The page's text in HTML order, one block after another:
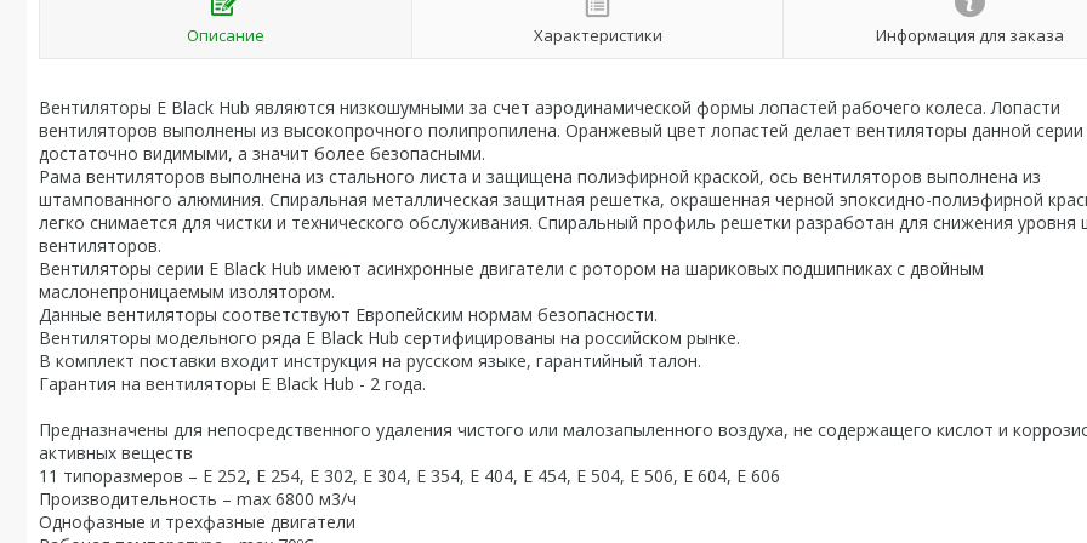
Описание Характеристики Информация для заказа
Вентиляторы E Black Hub являются низкошумными за счет аэродинамической формы лопастей рабочего колеса. Лопасти
вентиляторов выполнены из высокопрочного полипропилена. Оранжевый цвет лопастей делает вентиляторы данной серии
достаточно видимыми, а значит более безопасными.
Рама вентиляторов выполнена из стального листа и защищена полиэфирной краской, ось вентиляторов выполнена из
штампованного алюминия. Спиральная металлическая защитная решетка, окрашенная черной эпоксидно-полиэфирной
легко снимается для чистки и технического обслуживания. Спиральный профиль решетки разработан для снижения уровня
вентиляторов.
Вентиляторы серии E Black Hub имеют асинхронные двигатели с ротором на шариковых подшипниках с двойным
маслонепроницаемым изолятором.
Данные вентиляторы соответствуют Европейским нормам безопасности.
Вентиляторы модельного ряда E Black Hub сертифицированы на российском рынке.
В комплект поставки входит инструкция на русском языке, гарантийный талон.
Гарантия на вентиляторы E Black Hub - 2 года.
Предназначены для непосредственного удаления чистого или малозапыленного воздуха, не содержащего кислот и
активных веществ
11 типоразмеров – E 252, E 254, E 302, E 304, E 354, E 404, E 454, E 504, E 506, E 604, E 606
Производительность – max 6800 м3/ч
Однофазные и трехфазные двигатели